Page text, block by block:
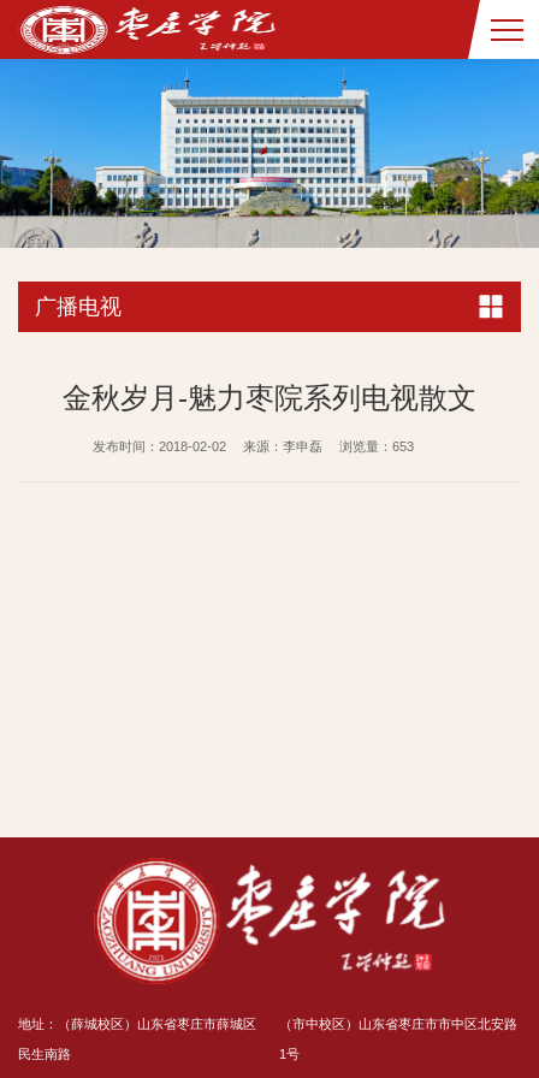
广播电视
金秋岁月-魅力枣院系列电视散文
发布时间：2018-02-02 来源：李申磊 浏览量： 653
地址：（薛城校区）山东省枣庄市薛城区
民生南路
（市中校区）山东省枣庄市市中区北安路
1号